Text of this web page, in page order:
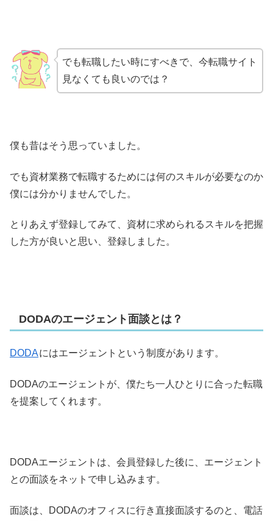
でも転職したい時にすべきで、今転職サイト
見なくても良いのでは？
僕も昔はそう思っていました。
でも資材業務で転職するためには何のスキルが必要なのか
僕には分かりませんでした。
とりあえず登録してみて、資材に求められるスキルを把握
した方が良いと思い、登録しました。
DODAのエージェント面談とは？
DODAにはエージェントという制度があります。
DODAのエージェントが、僕たち一人ひとりに合った転職
を提案してくれます。
DODAエージェントは、会員登録した後に、エージェント
との面談をネットで申し込みます。
面談は、DODAのオフィスに行き直接面談するのと、電話